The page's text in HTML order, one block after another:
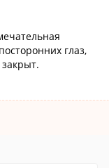
глаз,